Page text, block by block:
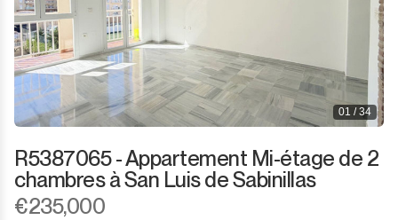
01 / 34
R5387065 - Appartement Mi-étage de 2
chambres à San Luis de Sabinillas
€235,000